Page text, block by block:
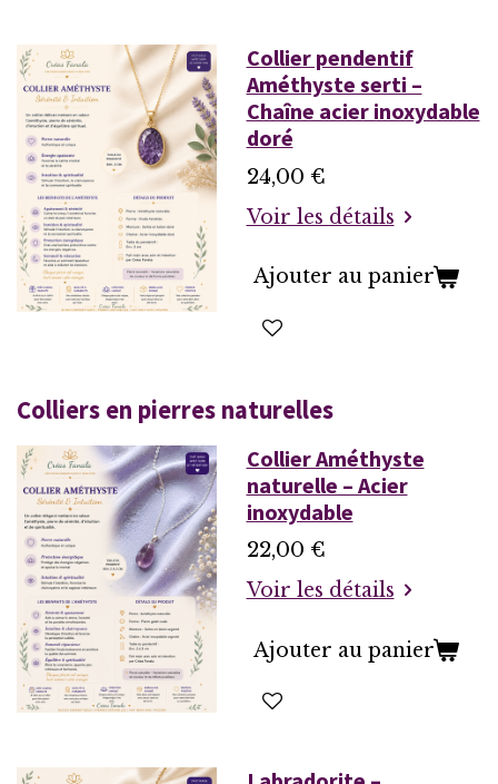
Collier pendentif
Améthyste serti –
Chaîne acier inoxydable
doré
24,00 €
Voir les détails
Ajouter au panier
Colliers en pierres naturelles
Collier Améthyste
naturelle – Acier
inoxydable
22,00 €
Voir les détails
Ajouter au panier